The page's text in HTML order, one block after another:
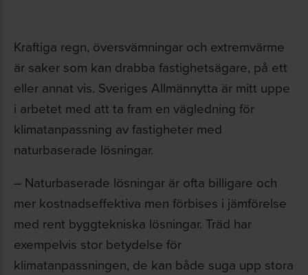
Kraftiga regn, översvämningar och extremvärme
är saker som kan drabba fastighetsägare, på ett
eller annat vis. Sveriges Allmännytta är mitt uppe
i arbetet med att ta fram en vägledning för
klimatanpassning av fastigheter med
naturbaserade lösningar.
– Naturbaserade lösningar är ofta billigare och
mer kostnadseffektiva men förbises i jämförelse
med rent byggtekniska lösningar. Träd har
exempelvis stor betydelse för
klimatanpassningen, de kan både suga upp stora